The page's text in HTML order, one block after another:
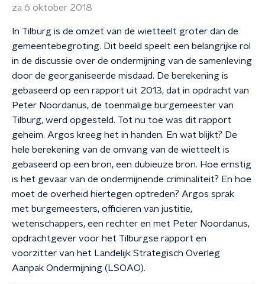
za 6 oktober 2018
In Tilburg is de omzet van de wietteelt groter dan de
gemeentebegroting. Dit beeld speelt een belangrijke rol
in de discussie over de ondermijning van de samenleving
door de georganiseerde misdaad. De berekening is
gebaseerd op een rapport uit 2013, dat in opdracht van
Peter Noordanus, de toenmalige burgemeester van
Tilburg, werd opgesteld. Tot nu toe was dit rapport
geheim. Argos kreeg het in handen. En wat blijkt? De
hele berekening van de omvang van de wietteelt is
gebaseerd op een bron, een dubieuze bron. Hoe ernstig
is het gevaar van de ondermijnende criminaliteit? En hoe
moet de overheid hiertegen optreden? Argos sprak
met burgemeesters, officieren van justitie,
wetenschappers, een rechter en met Peter Noordanus,
opdrachtgever voor het Tilburgse rapport en
voorzitter van het Landelijk Strategisch Overleg
Aanpak Ondermijning (LSOAO).